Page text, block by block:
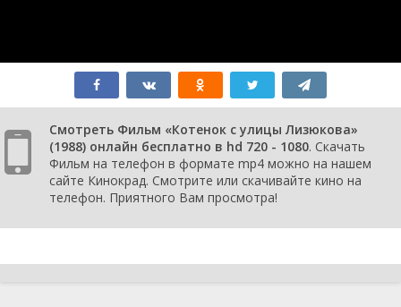
Смотреть Фильм «Котенок с улицы Лизюкова»
(1988) онлайн бесплатно в hd 720 - 1080. Скачать
Фильм на телефон в формате mp4 можно на нашем
сайте Кинокрад. Смотрите или скачивайте кино на
телефон. Приятного Вам просмотра!